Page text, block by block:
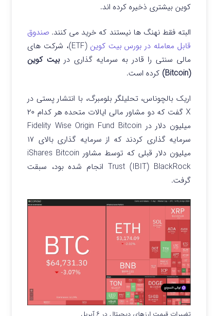
کوین بیشتری ذخیره کرده اند.
البته فقط نهنگ ها نیستند که خرید می کنند. صندوق
قابل معامله در بورس بیت کوین
(ETF)، شرکت های
مالی سنتی را قادر به سرمایه گذاری در بیت کوین
(Bitcoin)
کرده است.
اریک بالچوناس، تحلیلگر بلومبرگ، با انتشار پستی در
X گفت که دو مشاور مالی ایالات متحده هر کدام ۲۰
میلیون دلار در Fidelity Wise Origin Fund Bitcoin
سرمایه گذاری کردند که از سرمایه گذاری بالای ۱۷
میلیون دلار قبلی که توسط مشاور iShares Bitcoin
Trust (IBIT) BlackRock انجام شده بود، سبقت
گرفت.